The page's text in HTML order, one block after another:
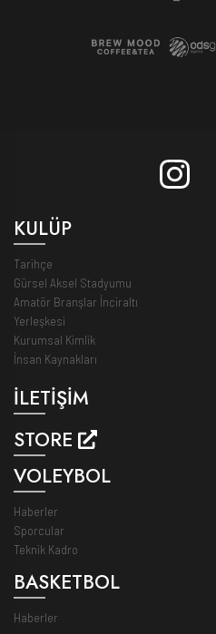
KULÜP
Tarihçe
Gürsel Aksel Stadyumu
Amatör Branşlar İnciraltı
Yerleşkesi
Kurumsal Kimlik
İnsan Kaynakları
İLETİŞİM
STORE
VOLEYBOL
Haberler
Sporcular
Teknik Kadro
BASKETBOL
Haberler